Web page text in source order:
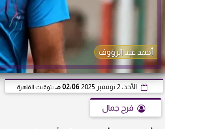
أحمد عبد الرؤوف
الأحد، 2 نوفمبر 2025 02:06 مـ بتوقيت القاهرة
فرح جمال